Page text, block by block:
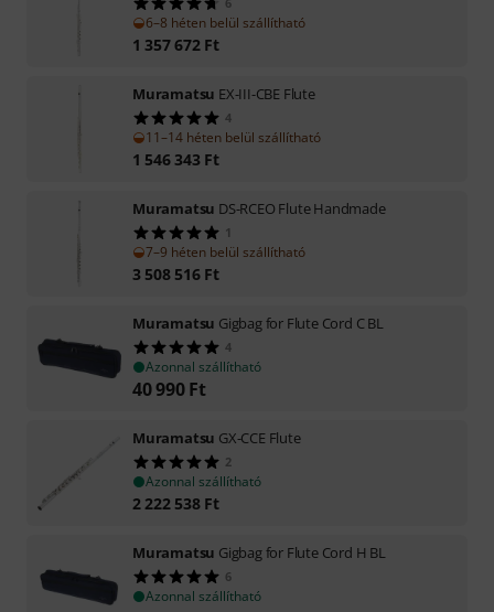
6–8 héten belül szállítható
1 357 672 Ft
Muramatsu EX-III-CBE Flute
4
11–14 héten belül szállítható
1 546 343 Ft
Muramatsu DS-RCEO Flute Handmade
1
7–9 héten belül szállítható
3 508 516 Ft
Muramatsu Gigbag for Flute Cord C BL
4
Azonnal szállítható
40 990 Ft
Muramatsu GX-CCE Flute
2
Azonnal szállítható
2 222 538 Ft
Muramatsu Gigbag for Flute Cord H BL
6
Azonnal szállítható